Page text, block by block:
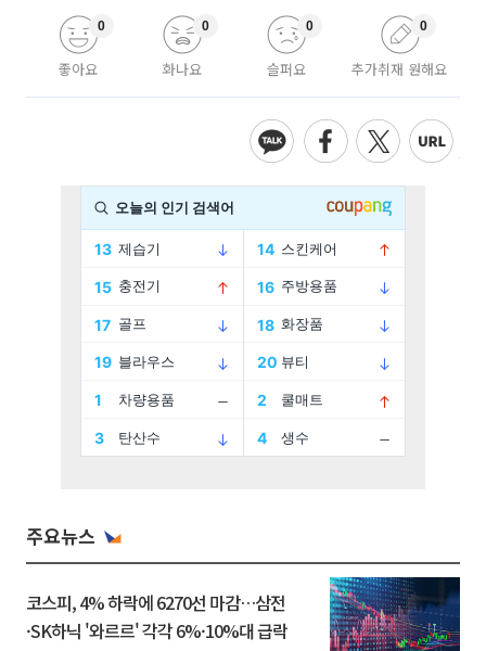
좋아요
0
화나요
0
슬퍼요
0
추가취재 원해요
0
주요뉴스
코스피, 4% 하락에 6270선 마감…삼전
·SK하닉 '와르르' 각각 6%·10%대 급락